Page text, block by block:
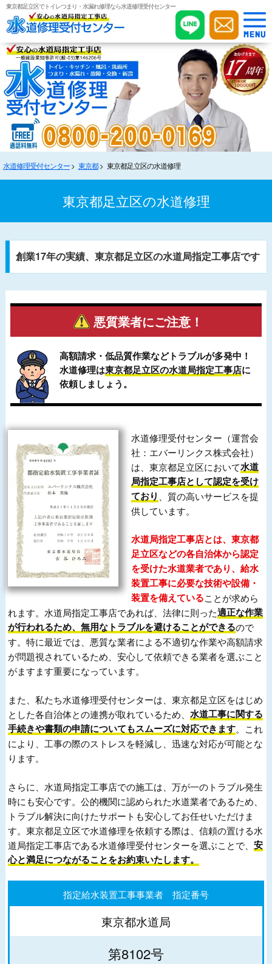
東京都足立区でトイレつまり・水漏れ修理なら水道修理受付センター
水道修理受付センター 東京都 東京都足立区の水道修理
東京都足立区の水道修理
創業17年の実績、東京都足立区の水道局指定工事店です
悪質業者にご注意！
高額請求・低品質作業などトラブルが多発中！
水道修理は東京都足立区の水道局指定工事店に
依頼しましょう。
水道修理受付センター（運営会
社：エバーリンクス株式会社）
は、東京都足立区において水道
局指定工事店として認定を受け
ており
、質の高いサービスを提
供しています。
水道局指定工事店とは、東京都
足立区などの各自治体から認定
を受けた水道業者であり、給水
装置工事に必要な技術や設備・
装置を備えていることが求めら
れます。水道局指定工事店であれば、法律に則った適正な作業
が行われるため、無用なトラブルを避けることができるので
す。特に最近では、悪質な業者による不適切な作業や高額請求
が問題視されているため、安心して依頼できる業者を選ぶこと
がますます重要になっています。
また、私たち水道修理受付センターは、東京都足立区をはじめ
とした各自治体との連携が取れているため、水道工事に関する
手続きや書類の申請についてもスムーズに対応できます。これ
により、工事の際のストレスを軽減し、迅速な対応が可能とな
ります。
さらに、水道局指定工事店での施工は、万が一のトラブル発生
時にも安心です。公的機関に認められた水道業者であるため、
トラブル解決に向けたサポートも安心してお任せいただけま
す。東京都足立区で水道修理を依頼する際は、信頼の置ける水
道局指定工事店である水道修理受付センターを選ぶことで、安
心と満足につながることをお約束いたします。
指定給水装置工事事業者 指定番号
東京都水道局
第8102号